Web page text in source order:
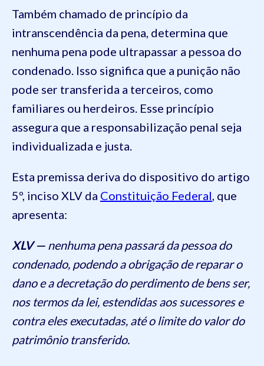
Também chamado de princípio da
intranscendência da pena, determina que
nenhuma pena pode ultrapassar a pessoa do
condenado. Isso significa que a punição não
pode ser transferida a terceiros, como
familiares ou herdeiros. Esse princípio
assegura que a responsabilização penal seja
individualizada e justa.
Esta premissa deriva do dispositivo do artigo
5º, inciso XLV da Constituição Federal, que
apresenta:
XLV — nenhuma pena passará da pessoa do
condenado, podendo a obrigação de reparar o
dano e a decretação do perdimento de bens ser,
nos termos da lei, estendidas aos sucessores e
contra eles executadas, até o limite do valor do
patrimônio transferido.